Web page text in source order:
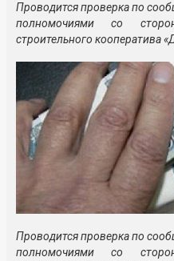
Проводится проверка по
полномочиями со
строительного кооператива
Проводится проверка по
полномочиями со